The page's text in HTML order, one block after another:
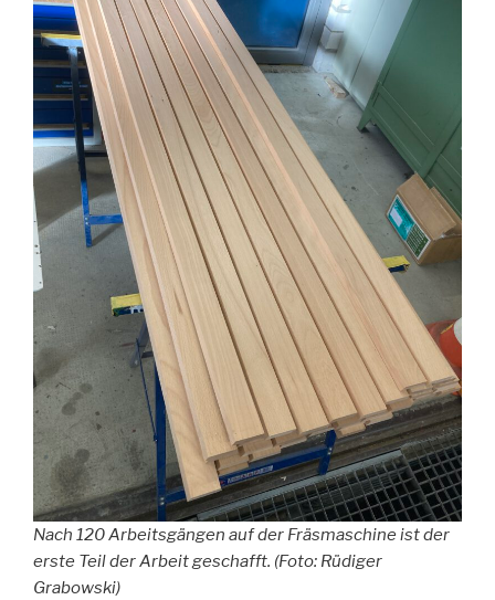
Nach 120 Arbeitsgängen auf der Fräsmaschine ist der
erste Teil der Arbeit geschafft. (Foto: Rüdiger
Grabowski)